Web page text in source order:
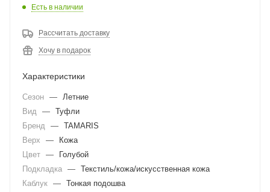
Есть в наличии
Рассчитать доставку
Хочу в подарок
Характеристики
Сезон —
Летние
Вид
— Туфли
Бренд
— TAMARIS
Верх
—
Кожа
Цвет —
Голубой
Подкладка — Текстиль/кожа/искусственная кожа
Каблук — Тонкая подошва